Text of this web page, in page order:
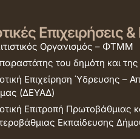
Επιχειρήσεις
Οργανισμός – ΦΤΜΜ
του δημότη και της
Επιχείρηση Ύδρευσης –
(ΔΕΥΑΔ)
Επιτροπή Πρωτοβάθμιας
Εκπαίδευσης